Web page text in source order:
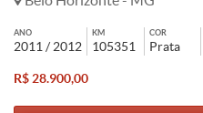
ANO
2011 / 2012
KM
105351
COR
Prata
R$ 28.900,00